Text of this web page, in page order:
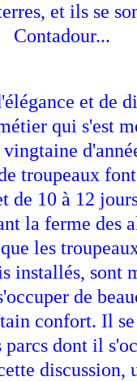
et ils se
Contadour...
et de
qui s'est
vingtaine
troupeaux
de 10 à 12
la ferme des
les
installés, sont
de
confort. Il
parcs dont il
discussion,